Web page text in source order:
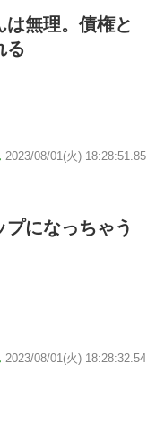
無理。債権と
る
2023/08/01(火) 18:28:51.85
になっちゃう
2023/08/01(火) 18:28:32.54